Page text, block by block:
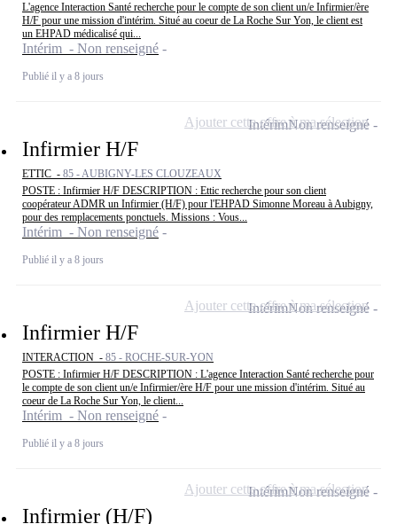
L'agence Interaction Santé recherche pour le compte de son client un/e Infirmier/ère
H/F pour une mission d'intérim. Situé au coeur de La Roche Sur Yon, le client est
un EHPAD médicalisé qui...
Intérim - Non renseigné
Publié il y a 8 jours
Infirmier H/F
ETTIC - 85 - AUBIGNY-LES CLOUZEAUX
POSTE : Infirmier H/F DESCRIPTION : Ettic recherche pour son client
coopérateur ADMR un Infirmier (H/F) pour l'EHPAD Simonne Moreau à Aubigny,
pour des remplacements ponctuels. Missions : Vous...
Intérim - Non renseigné
Publié il y a 8 jours
IntérimNon renseigné
Ajouter cette offre à ma sélection
Infirmier H/F
INTERACTION - 85 - ROCHE-SUR-YON
POSTE : Infirmier H/F DESCRIPTION : L'agence Interaction Santé recherche pour
le compte de son client un/e Infirmier/ère H/F pour une mission d'intérim. Situé au
coeur de La Roche Sur Yon, le client...
Intérim - Non renseigné
Publié il y a 8 jours
IntérimNon renseigné
Ajouter cette offre à ma sélection
Infirmier (H/F)
IntérimNon renseigné
Ajouter cette offre à ma sélection